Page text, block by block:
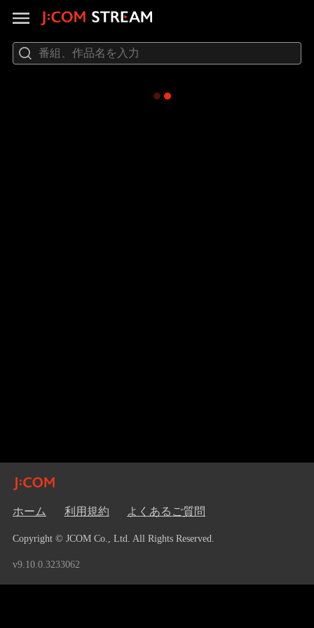
ホーム 利用規約 よくあるご質問
Copyright © JCOM Co., Ltd. All Rights Reserved.
v9.10.0.3233062